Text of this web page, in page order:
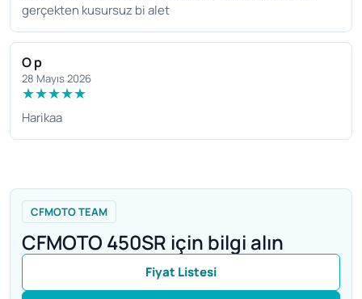
gerçekten kusursuz bi alet
O p
28 Mayıs 2026
★★★★★
Harikaa
CFMOTO TEAM
CFMOTO 450SR için bilgi alın
Fiyat Listesi